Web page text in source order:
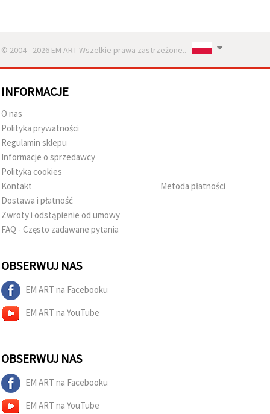
© 2004 - 2026 EM ART Wszelkie prawa zastrzeżone..
INFORMACJE
O nas
Polityka prywatności
Regulamin sklepu
Informacje o sprzedawcy
Polityka cookies
Kontakt
Dostawa i płatność
Zwroty i odstąpienie od umowy
FAQ - Często zadawane pytania
Metoda płatności
OBSERWUJ NAS
EM ART na Facebooku
EM ART na YouTube
OBSERWUJ NAS
EM ART na Facebooku
EM ART na YouTube